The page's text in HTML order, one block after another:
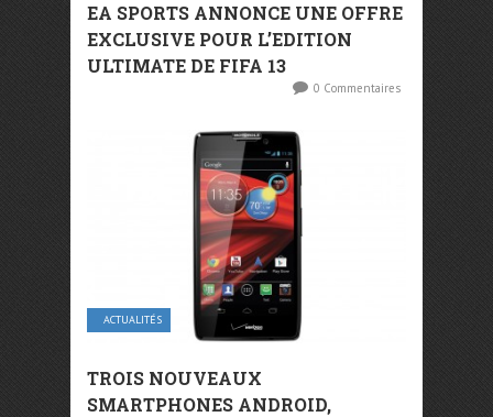
EA SPORTS ANNONCE UNE OFFRE
EXCLUSIVE POUR L’EDITION
ULTIMATE DE FIFA 13
0 Commentaires
ACTUALITÉS
TROIS NOUVEAUX
SMARTPHONES ANDROID,